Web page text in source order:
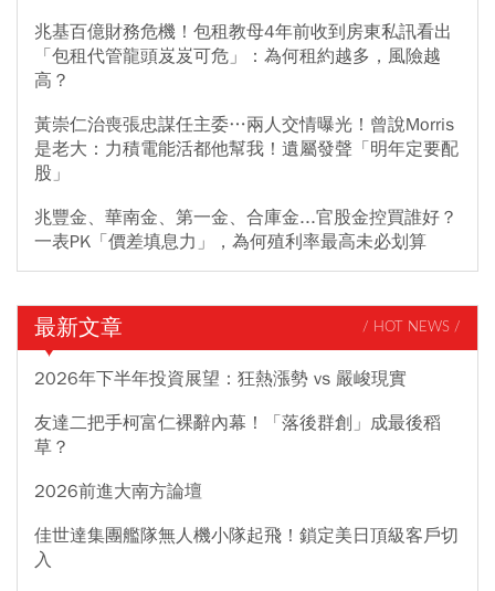
兆基百億財務危機！包租教母4年前收到房東私訊看出
「包租代管龍頭岌岌可危」：為何租約越多，風險越
高？
黃崇仁治喪張忠謀任主委…兩人交情曝光！曾說Morris
是老大：力積電能活都他幫我！遺屬發聲「明年定要配
股」
兆豐金、華南金、第一金、合庫金...官股金控買誰好？
一表PK「價差填息力」，為何殖利率最高未必划算
最新文章 / HOT NEWS /
2026年下半年投資展望：狂熱漲勢 vs 嚴峻現實
友達二把手柯富仁裸辭內幕！「落後群創」成最後稻
草？
2026前進大南方論壇
佳世達集團艦隊無人機小隊起飛！鎖定美日頂級客戶切
入